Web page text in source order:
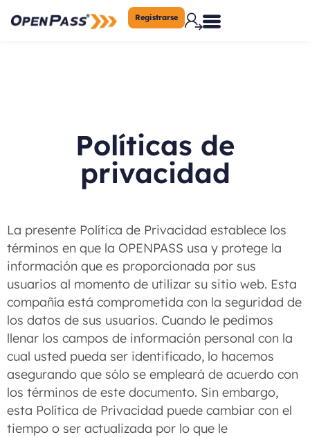
Registrarse
Políticas de
privacidad
La presente Política de Privacidad establece los
términos en que la OPENPASS usa y protege la
información que es proporcionada por sus
usuarios al momento de utilizar su sitio web. Esta
compañía está comprometida con la seguridad de
los datos de sus usuarios. Cuando le pedimos
llenar los campos de información personal con la
cual usted pueda ser identificado, lo hacemos
asegurando que sólo se empleará de acuerdo con
los términos de este documento. Sin embargo,
esta Política de Privacidad puede cambiar con el
tiempo o ser actualizada por lo que le